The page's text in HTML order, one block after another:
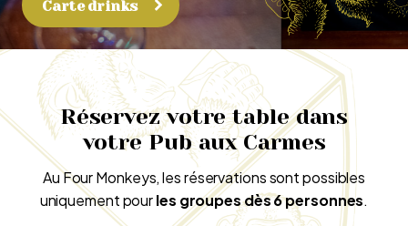
Carte drinks
Réservez votre table dans
votre Pub aux Carmes
Au Four Monkeys, les réservations sont possibles
uniquement pourles groupes dès 6 personnes.